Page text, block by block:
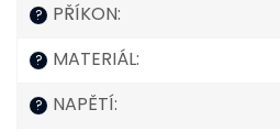
? PŘÍKON:
? MATERIÁL:
? NAPĚTÍ: